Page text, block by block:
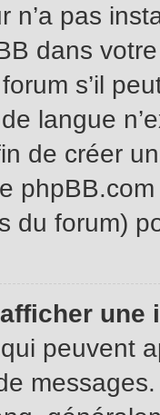
n’a pas
dans
s’il
langue
de créer
du forum)
une
peuvent